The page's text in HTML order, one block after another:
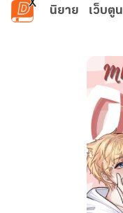
ข้ามไปยังเนื้อหาหลัก
นิยาย เว็บตูน